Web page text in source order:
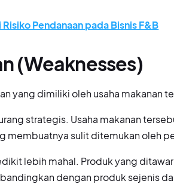
Pendanaan pada Bisnis F&B
(Weaknesses)
yang dimiliki oleh usaha makanan
strategis. Usaha makanan
membuatnya sulit ditemukan oleh
lebih mahal. Produk yang
dengan produk sejenis